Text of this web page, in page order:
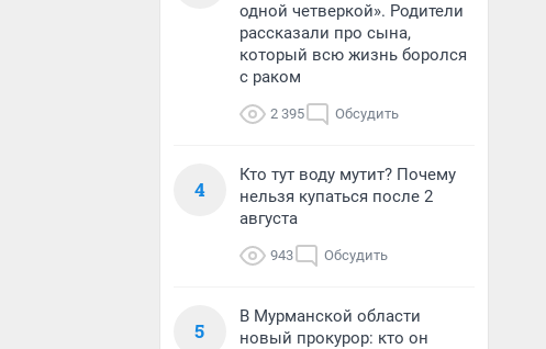
одной четверкой». Родители
рассказали про сына,
который всю жизнь боролся
с раком
2 395 Обсудить
4
Кто тут воду мутит? Почему
нельзя купаться после 2
августа
943 Обсудить
5
В Мурманской области
новый прокурор: кто он